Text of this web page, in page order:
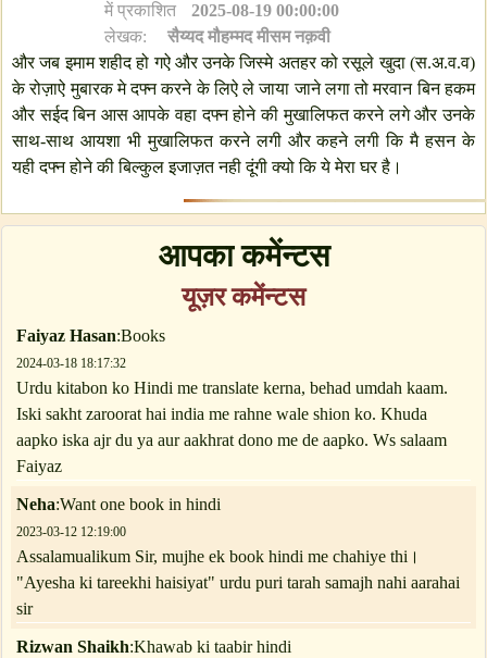
में प्रकाशित
2025-08-19 00:00:00
लेखक:
सैय्यद मौहम्मद मीसम नक़वी
और जब इमाम शहीद हो गऐ और उनके जिस्मे अतहर को रसूले खुदा (स.अ.व.व)
के रोज़ाऐ मुबारक मे दफ्न करने के लिऐ ले जाया जाने लगा तो मरवान बिन हकम
और सईद बिन आस आपके वहा दफ्न होने की मुखालिफत करने लगे और उनके
साथ-साथ आयशा भी मुखालिफत करने लगी और कहने लगी कि मै हसन के
यही दफ्न होने की बिल्कुल इजाज़त नही दूंगी क्यो कि ये मेरा घर है।
आपका कमेंन्टस
यूज़र कमेंन्टस
Faiyaz Hasan:Books
2024-03-18 18:17:32
Urdu kitabon ko Hindi me translate kerna, behad umdah kaam.
Iski sakht zaroorat hai india me rahne wale shion ko. Khuda
aapko iska ajr du ya aur aakhrat dono me de aapko. Ws salaam
Faiyaz
Neha:Want one book in hindi
2023-03-12 12:19:00
Assalamualikum Sir, mujhe ek book hindi me chahiye thi।
"Ayesha ki tareekhi haisiyat" urdu puri tarah samajh nahi aarahai
sir
Rizwan Shaikh:Khawab ki taabir hindi